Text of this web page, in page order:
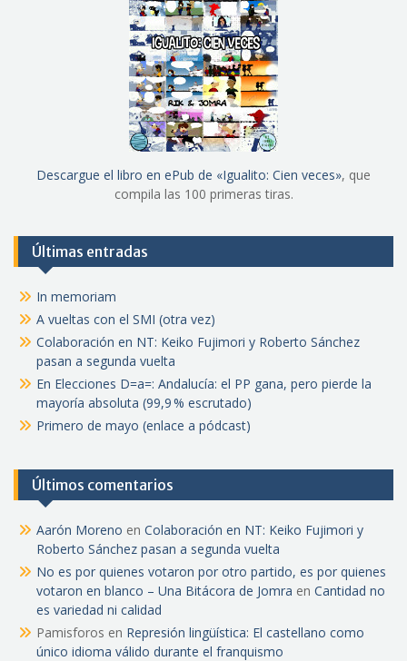
Descargue el libro en ePub de «Igualito: Cien veces», que
compila las 100 primeras tiras.
Últimas entradas
In memoriam
A vueltas con el SMI (otra vez)
Colaboración en NT: Keiko Fujimori y Roberto Sánchez
pasan a segunda vuelta
En Elecciones D=a=: Andalucía: el PP gana, pero pierde la
mayoría absoluta (99,9 % escrutado)
Primero de mayo (enlace a pódcast)
Últimos comentarios
Aarón Moreno en Colaboración en NT: Keiko Fujimori y
Roberto Sánchez pasan a segunda vuelta
No es por quienes votaron por otro partido, es por quienes
votaron en blanco – Una Bitácora de Jomra en Cantidad no
es variedad ni calidad
Pamisforos en Represión lingüística: El castellano como
único idioma válido durante el franquismo